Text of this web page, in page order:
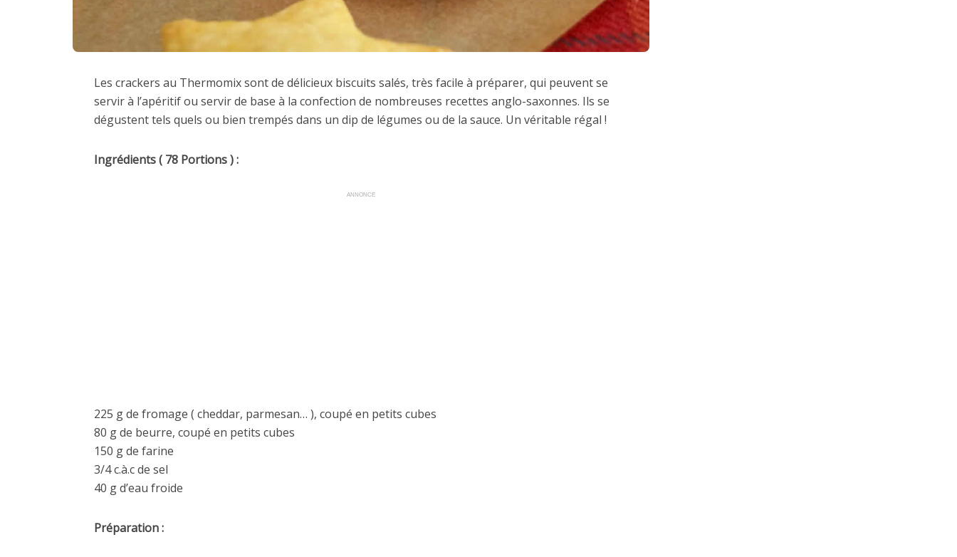
Les crackers au Thermomix sont de délicieux biscuits salés, très facile à préparer, qui peuvent se
servir à l’apéritif ou servir de base à la confection de nombreuses recettes anglo-saxonnes. Ils se
dégustent tels quels ou bien trempés dans un dip de légumes ou de la sauce. Un véritable régal !
Ingrédients ( 78 Portions ) :
ANNONCE
225 g de fromage ( cheddar, parmesan… ), coupé en petits cubes
80 g de beurre, coupé en petits cubes
150 g de farine
3/4 c.à.c de sel
40 g d’eau froide
Préparation :